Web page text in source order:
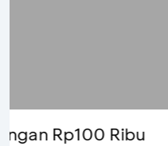
Justin Bieber